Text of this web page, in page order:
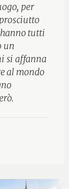
per
tutti
un
si affanna
al mondo